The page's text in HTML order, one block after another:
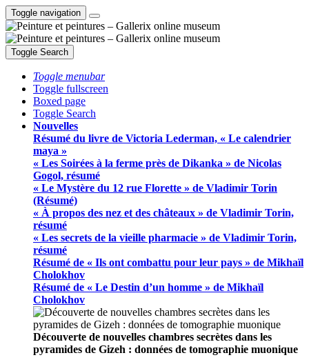
Toggle navigation
Toggle Search
Toggle menubar
Toggle fullscreen
Boxed page
Toggle Search
Nouvelles
Résumé du livre de Victoria Lederman, « Le calendrier
maya »
« Les Soirées à la ferme près de Dikanka » de Nicolas
Gogol, résumé
« Le Mystère du 12 rue Florette » de Vladimir Torin
(Résumé)
« À propos des nez et des châteaux » de Vladimir Torin,
résumé
« Les secrets de la vieille pharmacie » de Vladimir Torin,
résumé
Résumé de « Ils ont combattu pour leur pays » de Mikhaïl
Cholokhov
Résumé de « Le Destin d’un homme » de Mikhaïl
Cholokhov
Découverte de nouvelles chambres secrètes dans les
pyramides de Gizeh : données de tomographie muonique